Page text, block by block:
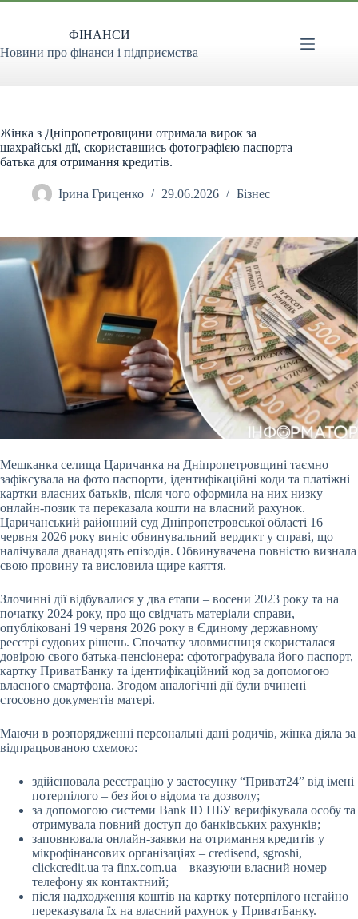
Перейти
ФІНАНСИ
Новини про фінанси і підприємства
Жінка з Дніпропетровщини отримала вирок за
шахрайські дії, скориставшись фотографією паспорта
батька для отримання кредитів.
Ірина Гриценко 29.06.2026 Бізнес
Мешканка селища Царичанка на Дніпропетровщині таємно
зафіксувала на фото паспорти, ідентифікаційні коди та платіжні
картки власних батьків, після чого оформила на них низку
онлайн-позик та переказала кошти на власний рахунок.
Царичанський районний суд Дніпропетровської області 16
червня 2026 року виніс обвинувальний вердикт у справі, що
налічувала дванадцять епізодів. Обвинувачена повністю визнала
свою провину та висловила щире каяття.
Злочинні дії відбувалися у два етапи – восени 2023 року та на
початку 2024 року, про що свідчать матеріали справи,
опубліковані 19 червня 2026 року в Єдиному державному
реєстрі судових рішень. Спочатку зловмисниця скористалася
довірою свого батька-пенсіонера: сфотографувала його паспорт,
картку ПриватБанку та ідентифікаційний код за допомогою
власного смартфона. Згодом аналогічні дії були вчинені
стосовно документів матері.
Маючи в розпорядженні персональні дані родичів, жінка діяла за
відпрацьованою схемою:
здійснювала реєстрацію у застосунку “Приват24” від імені
потерпілого – без його відома та дозволу;
за допомогою системи Bank ID НБУ верифікувала особу та
отримувала повний доступ до банківських рахунків;
заповнювала онлайн-заявки на отримання кредитів у
мікрофінансових організаціях – credisend, sgroshi,
clickcredit.ua та finx.com.ua – вказуючи власний номер
телефону як контактний;
після надходження коштів на картку потерпілого негайно
переказувала їх на власний рахунок у ПриватБанку.